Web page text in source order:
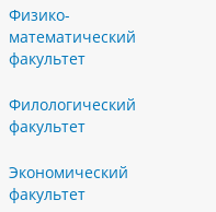
Физико-
математический
факультет
Филологический
факультет
Экономический
факультет